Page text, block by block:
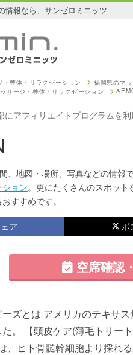
情報なら、サンゼロミニッツ
・整体・リラクゼーション
福岡県のマ
サージ・整体・リラクゼーション
アフィリエイトプログラムを利
、地図・場所、写真などの情報
ョン。更にたくさんのスポット
おすすめです。
ア ポ
空席確認
ズとは アメリカのテキサ
。 【頭皮ケア(薄毛トリー
、ヒト骨髄幹細胞より採れ